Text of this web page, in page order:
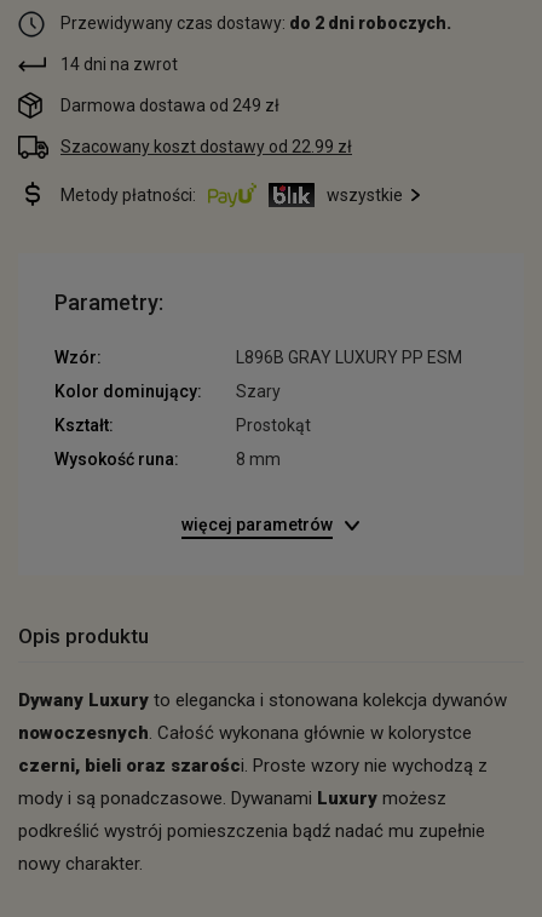
Przewidywany czas dostawy: do 2 dni roboczych.
14 dni na zwrot
Darmowa dostawa od 249 zł
Szacowany koszt dostawy od 22.99 zł
Metody płatności: wszystkie
Parametry:
Wzór:
L896B GRAY LUXURY PP ESM
Kolor dominujący:
Szary
Kształt:
Prostokąt
Wysokość runa:
8 mm
więcej parametrów
Opis produktu
Dywany Luxury to elegancka i stonowana kolekcja dywanów
nowoczesnych. Całość wykonana głównie w kolorystce
czerni, bieli oraz szarości. Proste wzory nie wychodzą z
mody i są ponadczasowe. Dywanami Luxury możesz
podkreślić wystrój pomieszczenia bądź nadać mu zupełnie
nowy charakter.